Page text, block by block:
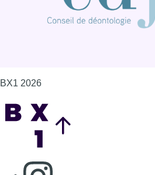
BX1 2026
Consulter page Instagram